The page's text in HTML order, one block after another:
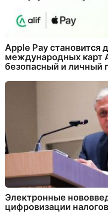
Apple Pay становится
международных карт
безопасный и личный
Электронные
цифровизации